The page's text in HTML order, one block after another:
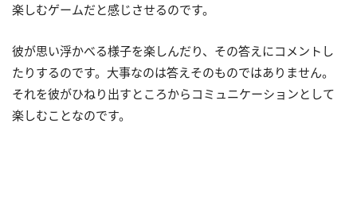
楽しむゲームだと感じさせるのです。
彼が思い浮かべる様子を楽しんだり、その答えにコメントし
たりするのです。大事なのは答えそのものではありません。
それを彼がひねり出すところからコミュニケーションとして
楽しむことなのです。